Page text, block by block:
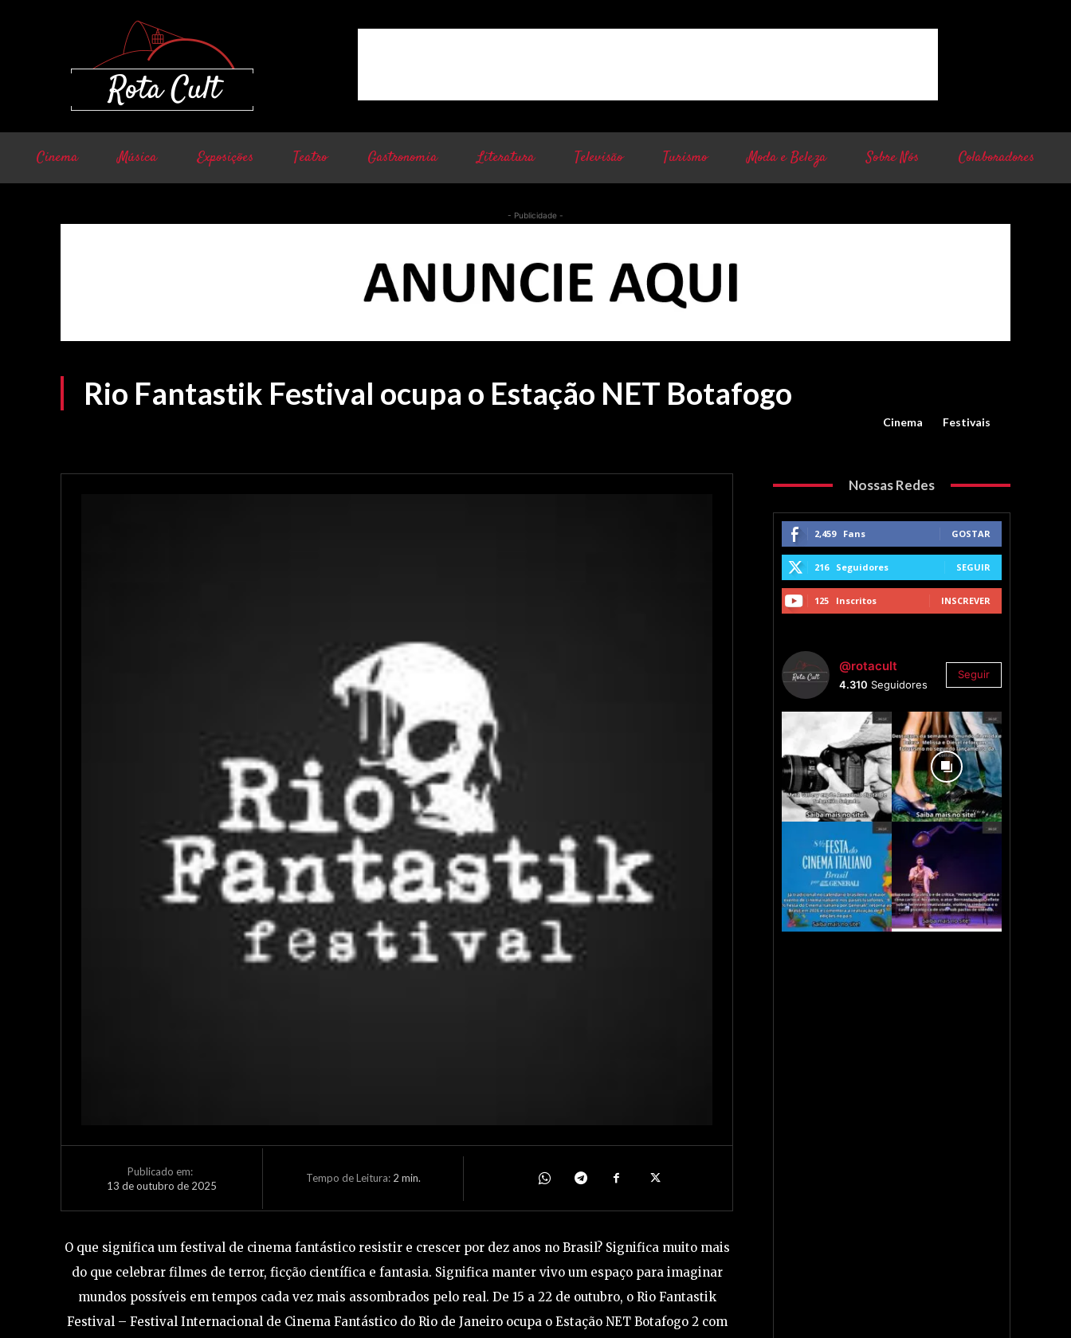
Cinema Música Exposições Teatro Gastronomia Literatura Televisão Turismo Moda e Beleza Sobre Nós Colaboradores
- Publicidade -
Rio Fantastik Festival ocupa o Estação NET Botafogo
Cinema Festivais
Publicado em:
13 de outubro de 2025
Tempo de Leitura: 2 min.
O que significa um festival de cinema fantástico resistir e crescer por dez anos no Brasil? Significa muito mais
do que celebrar filmes de terror, ficção científica e fantasia. Significa manter vivo um espaço para imaginar
mundos possíveis em tempos cada vez mais assombrados pelo real. De 15 a 22 de outubro, o Rio Fantastik
Festival – Festival Internacional de Cinema Fantástico do Rio de Janeiro ocupa o Estação NET Botafogo 2 com
Nossas Redes
2,459 Fans GOSTAR
216 Seguidores SEGUIR
125 Inscritos INSCREVER
@rotacult
4.310 Seguidores
Seguir